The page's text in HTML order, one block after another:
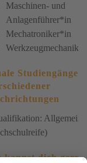
Maschinen- und
Anlagenführer*in
Mechatroniker*in
Studiengänge
Allgemeine
kannst dich gerne